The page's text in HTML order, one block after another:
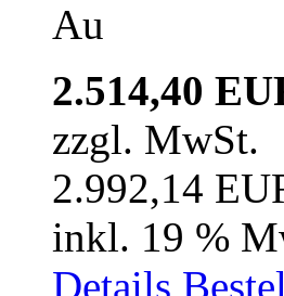
Au
2.514,40
zzgl. MwSt.
2.992,14
inkl. 19 %
Details